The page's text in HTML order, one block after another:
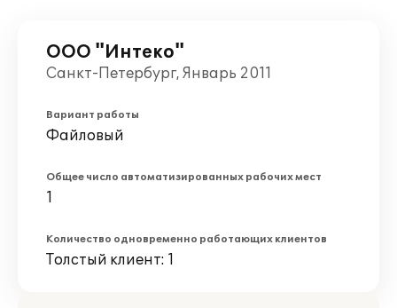
ООО "Интеко"
Санкт-Петербург, Январь 2011
Вариант работы
Файловый
Общее число автоматизированных рабочих мест
1
Количество одновременно работающих клиентов
Толстый клиент: 1